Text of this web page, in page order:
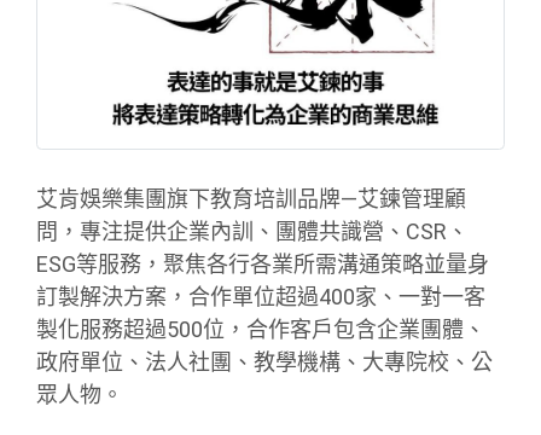
艾肯娛樂集團旗下教育培訓品牌—艾鍊管理顧
問，專注提供企業內訓、團體共識營、CSR、
ESG等服務，聚焦各行各業所需溝通策略並量身
訂製解決方案，合作單位超過400家、一對一客
製化服務超過500位，合作客戶包含企業團體、
政府單位、法人社團、教學機構、大專院校、公
眾人物。